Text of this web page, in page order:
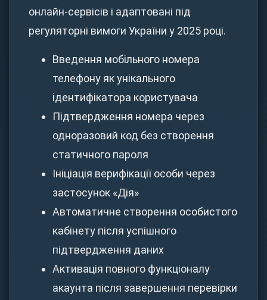
онлайн-сервісів і адаптовані під
регуляторні вимоги України у 2025 році.
Введення мобільного номера
телефону як унікального
ідентифікатора користувача
Підтвердження номера через
одноразовий код без створення
статичного пароля
Ініціація верифікації особи через
застосунок «Дія»
Автоматичне створення особистого
кабінету після успішного
підтвердження даних
Активація повного функціоналу
акаунта після завершення перевірки